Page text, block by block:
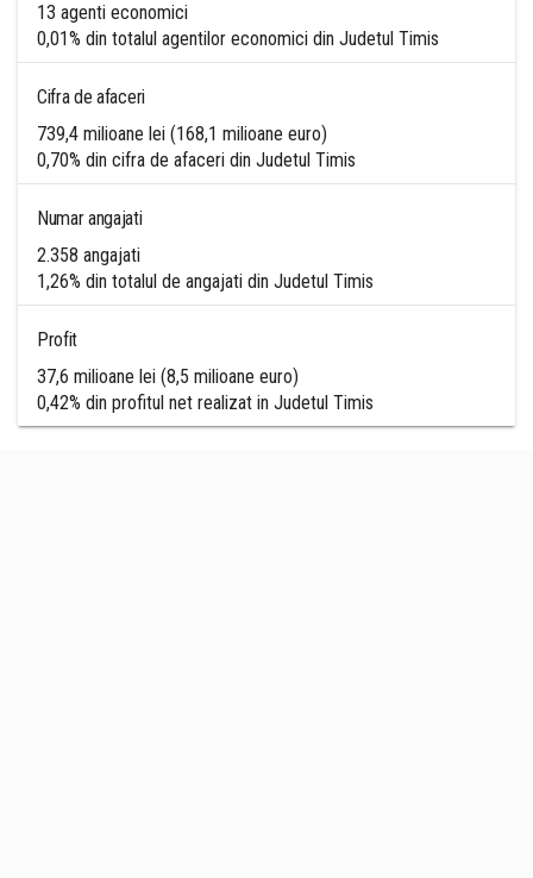
13 agenti economici
0,01% din totalul agentilor economici din Judetul Timis
Cifra de afaceri
739,4 milioane lei (168,1 milioane euro)
0,70% din cifra de afaceri din Judetul Timis
Numar angajati
2.358 angajati
1,26% din totalul de angajati din Judetul Timis
Profit
37,6 milioane lei (8,5 milioane euro)
0,42% din profitul net realizat in Judetul Timis